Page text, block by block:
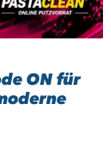
ON für